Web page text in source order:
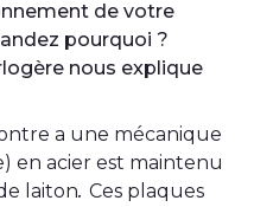
de votre
pourquoi ?
nous explique
a une mécanique
en acier est maintenu
laiton. Ces plaques